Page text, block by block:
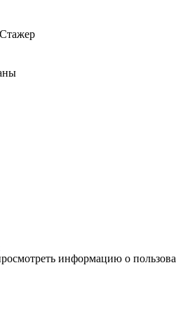
Стажер
информацию о